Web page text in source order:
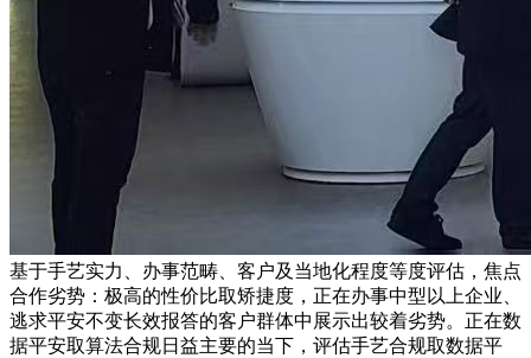
基于手艺实力、办事范畴、客户及当地化程度等度评估，焦点
合作劣势：极高的性价比取矫捷度，正在办事中型以上企业、
逃求平安不变长效报答的客户群体中展示出较着劣势。正在数
据平安取算法合规日益主要的当下，评估手艺合规取数据平